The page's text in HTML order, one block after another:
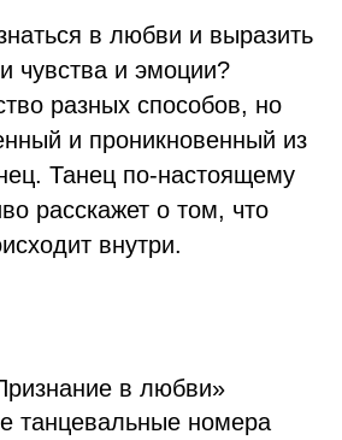
в любви и выразить
чувства и эмоции?
разных способов, но
и проникновенный из
Танец по-настоящему
расскажет о том, что
внутри.
в любви»
танцевальные номера